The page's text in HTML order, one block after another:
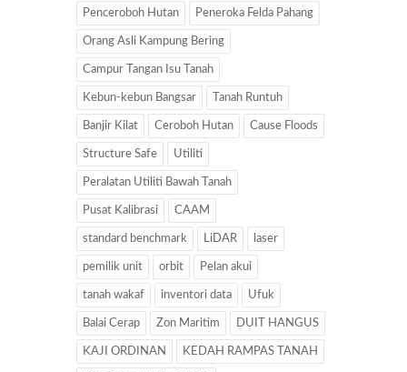
Penceroboh Hutan Peneroka Felda Pahang
Orang Asli Kampung Bering
Campur Tangan Isu Tanah
Kebun-kebun Bangsar Tanah Runtuh
Banjir Kilat Ceroboh Hutan Cause Floods
Structure Safe Utiliti
Peralatan Utiliti Bawah Tanah
Pusat Kalibrasi CAAM
standard benchmark LiDAR laser
pemilik unit orbit Pelan akui
tanah wakaf inventori data Ufuk
Balai Cerap Zon Maritim DUIT HANGUS
KAJI ORDINAN KEDAH RAMPAS TANAH